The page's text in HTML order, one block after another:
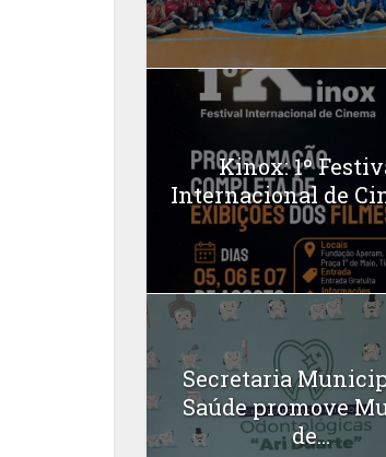
Kinox: 1º
Internacional de
Secretaria
Saúde promove
de...